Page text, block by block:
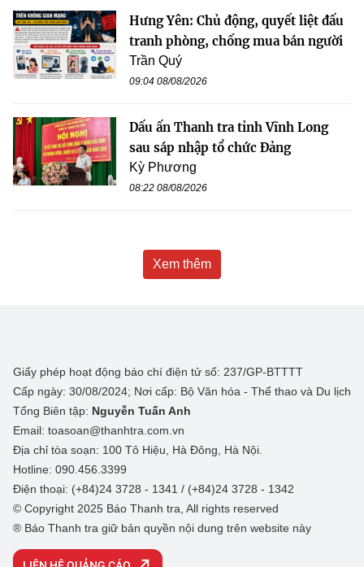
Hưng Yên: Chủ động, quyết liệt đấu
tranh phòng, chống mua bán người
Trần Quý
09:04 08/08/2026
Dấu ấn Thanh tra tỉnh Vĩnh Long
sau sáp nhập tổ chức Đảng
Kỳ Phương
08:22 08/08/2026
Xem thêm
Giấy phép hoạt động báo chí điện tử số: 237/GP-BTTTT
Cấp ngày: 30/08/2024; Nơi cấp: Bộ Văn hóa - Thể thao và Du lịch
Tổng Biên tập: Nguyễn Tuấn Anh
Email: toasoan@thanhtra.com.vn
Địa chỉ tòa soạn: 100 Tô Hiệu, Hà Đông, Hà Nội.
Hotline: 090.456.3399
Điện thoại: (+84)24 3728 - 1341 / (+84)24 3728 - 1342
© Copyright 2025 Báo Thanh tra, All rights reserved
® Báo Thanh tra giữ bản quyền nội dung trên website này